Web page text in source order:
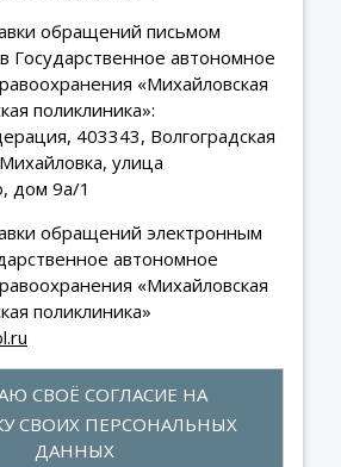
обращений письмом
Государственное автономное
«Михайловская
поликлиника»:
403343, Волгоградская
улица
дом 9а/1
обращений электронным
автономное
«Михайловская
поликлиника»
СВОЁ СОГЛАСИЕ НА
СВОИХ ПЕРСОНАЛЬНЫХ
ДАННЫХ